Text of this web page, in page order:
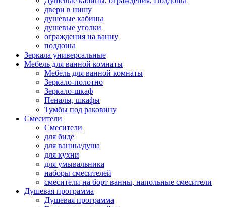
двери в нишу
душевые кабины
душевые уголки
ограждения на ванну
поддоны
Зеркала универсальные
Мебель для ванной комнаты
Мебель для ванной комнаты
Зеркало-полотно
Зеркало-шкаф
Пеналы, шкафы
Тумбы под раковину
Смесители
Смесители
для биде
для ванны/душа
для кухни
для умывальника
наборы смесителей
смесители на борт ванны, напольные смесители
Душевая программа
Душевая программа